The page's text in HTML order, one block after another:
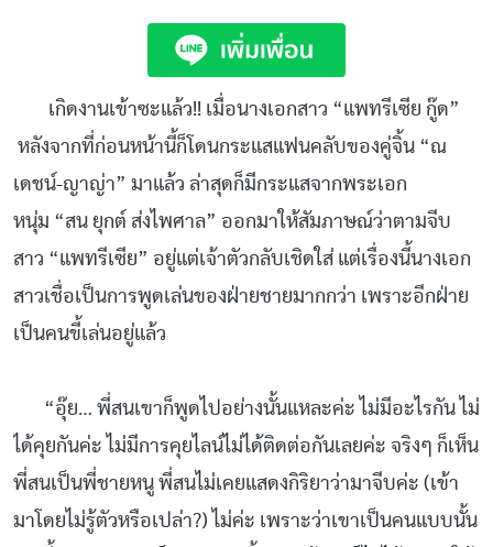
เกิดงานเข้าซะแล้ว!! เมื่อนางเอกสาว “แพทรีเซีย กู๊ด”
หลังจากที่ก่อนหน้านี้ก็โดนกระแสแฟนคลับของคู่จิ้น “ณ
เดชน์-ญาญ่า” มาแล้ว ล่าสุดก็มีกระแสจากพระเอก
หนุ่ม “สน ยุกต์ ส่งไพศาล” ออกมาให้สัมภาษณ์ว่าตามจีบ
สาว “แพทรีเซีย” อยู่แต่เจ้าตัวกลับเชิดใส่ แต่เรื่องนี้นางเอก
สาวเชื่อเป็นการพูดเล่นของฝ่ายชายมากกว่า เพราะอีกฝ่าย
เป็นคนขี้เล่นอยู่แล้ว
“อุ๊ย… พี่สนเขาก็พูดไปอย่างนั้นแหละค่ะ ไม่มีอะไรกัน ไม่
ได้คุยกันค่ะ ไม่มีการคุยไลน์ไม่ได้ติดต่อกันเลยค่ะ จริงๆ ก็เห็น
พี่สนเป็นพี่ชายหนู พี่สนไม่เคยแสดงกิริยาว่ามาจีบค่ะ (เข้า
มาโดยไม่รู้ตัวหรือเปล่า?) ไม่ค่ะ เพราะว่าเขาเป็นคนแบบนั้น